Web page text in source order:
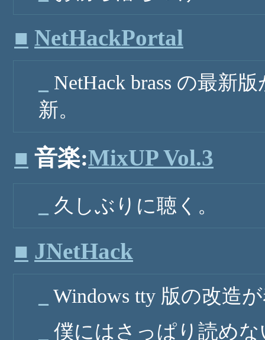
■ NetHackPortal
NetHack brass の最新
新。
■ 音楽:MixUP Vol.3
久しぶりに聴く。
■ JNetHack
Windows tty 版の改造
僕にはさっぱり読め